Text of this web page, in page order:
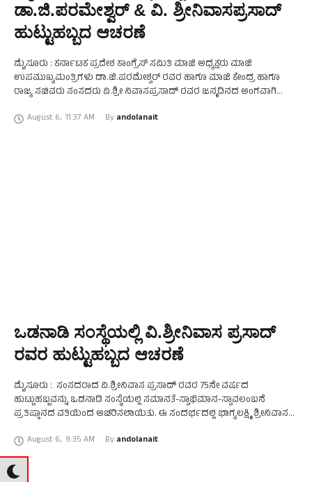
ಡಾ.ಜಿ.ಪರಮೇಶ್ವರ್ & ವಿ. ಶ್ರೀನಿವಾಸಪ್ರಸಾದ್
ಹುಟ್ಟುಹಬ್ಬದ ಆಚರಣೆ
ಮೈಸೂರು : ಕರ್ನಾಟಕ ಪ್ರದೇಶ ಕಾಂಗ್ರೆಸ್ ಸಮಿತಿ ಮಾಜಿ ಅಧ್ಯಕ್ಷರು ಮಾಜಿ
ಉಪಮುಖ್ಯಮಂತ್ರಿಗಳು ಡಾ.ಜಿ.ಪರಮೇಶ್ವರ್ ರವರ ಹಾಗೂ ಮಾಜಿ ಕೇಂದ್ರ ಹಾಗೂ
ರಾಜ್ಯ ಸಚಿವರು ಸಂಸದರು ವಿ.ಶ್ರೀ ನಿವಾಸಪ್ರಸಾದ್ ರವರ ಜನ್ಮದಿನದ ಅಂಗವಾಗಿ
August 6, 11:37 AM By andolanait
ಒಡನಾಡಿ ಸಂಸ್ಥೆಯಲ್ಲಿ ವಿ.ಶ್ರೀನಿವಾಸ ಪ್ರಸಾದ್
ರವರ ಹುಟ್ಟುಹಬ್ಬದ ಆಚರಣೆ
ಮೈಸೂರು : ಸಂಸದರಾದ ವಿ.ಶ್ರೀನಿವಾಸ ಪ್ರಸಾದ್ ರವರ 75ನೇ ವರ್ಷದ
ಹುಟ್ಟುಹಬ್ಬವನ್ನು ಒಡನಾಡಿ ಸಂಸ್ಥೆಯಲ್ಲಿ ಸಮಾನತೆ-ಸ್ವಾಭಿಮಾನ-ಸ್ವಾವಲಂಬನೆ
ಪ್ರತಿಷ್ಠಾನದ ವತಿಯಿಂದ ಆಚರಿಸಲಾಯಿತು. ಈ ಸಂದರ್ಭದಲ್ಲಿ ಭಾಗ್ಯಲಕ್ಷ್ಮಿ ಶ್ರೀನಿವಾಸ
ತಳವಾರ್,ಪಿ.ನಂದಕುಮಾರ್, ಭರತ್ ರಾಮಸ್ವಾಮಿ, …
August 6, 9:35 AM By andolanait